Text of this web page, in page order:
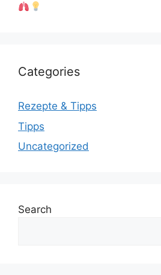
Categories
Rezepte & Tipps
Tipps
Uncategorized
Search